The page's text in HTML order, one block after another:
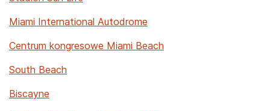
Miami International Autodrome
Centrum kongresowe Miami Beach
South Beach
Biscayne